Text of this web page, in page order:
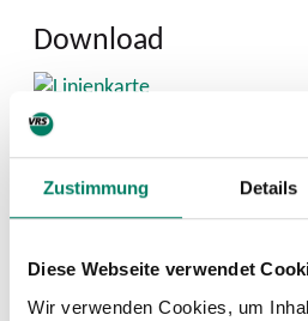
Zustimmung Details
Diese Webseite verwendet
Wir verwenden Cookies, um
Download
PDF2.2 MIB
Linienkarte
101 KIB